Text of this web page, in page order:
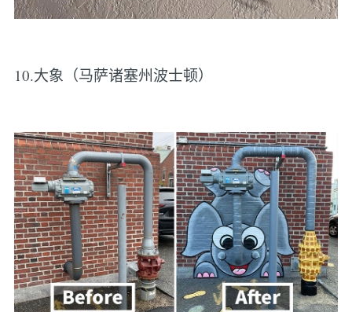
10.大象（马萨诸塞州波士顿）